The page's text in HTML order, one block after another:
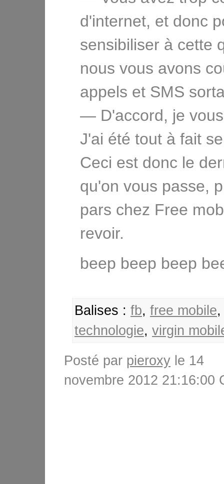
d'internet, et donc
sensibiliser à cette
nous vous avons
appels et SMS
— D'accord, je
J'ai été tout à fait
Ceci est donc le
qu'on vous passe,
pars chez Free
revoir.
beep beep beep
Balises : fb, free mobile
technologie, virgin
Posté par pieroxy le 14
novembre 2012 21:16:00